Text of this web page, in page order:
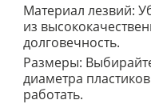
Материал лезвий:
из
долговечность.
Размеры:
диаметра
работать.